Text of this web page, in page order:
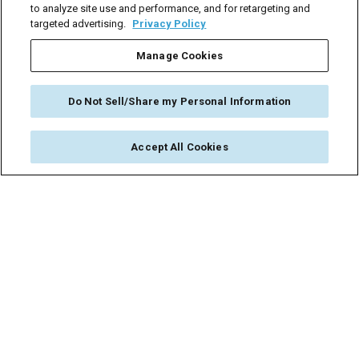
香港
to analyze site use and performance, and for retargeting and
targeted advertising. Privacy Policy
Manage Cookies
Do Not Sell/Share my Personal Information
Accept All Cookies